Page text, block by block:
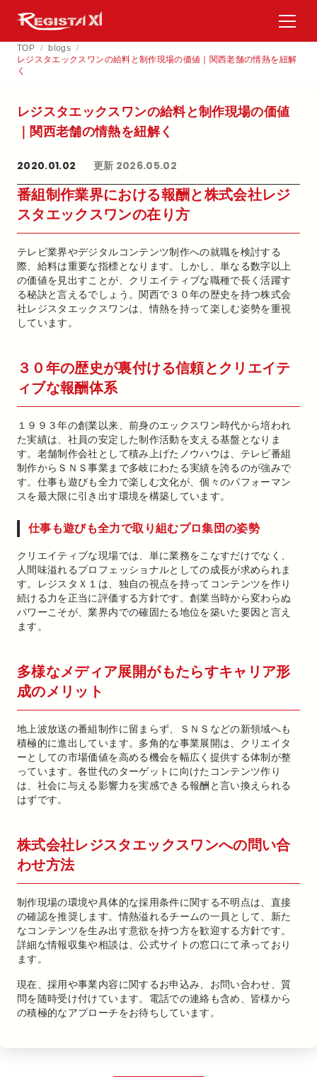
TOP / blogs /
レジスタエックスワンの給料と制作現場の価値｜関西老舗の情熱を紐解
く
レジスタエックスワンの​給料と​制作現場の​価値
｜関西老舗の​情熱を​紐解く​
2020.01.02 更新 2026.05.02
番組制作業界における報酬と株式会社レジ
スタエックスワンの在り方
テレビ業界やデジタルコンテンツ制作への就職を検討する
際、給料は重要な指標となります。しかし、単なる数字以上
の価値を見出すことが、クリエイティブな職種で長く活躍す
る秘訣と言えるでしょう。関西で３０年の歴史を持つ株式会
社レジスタエックスワンは、情熱を持って楽しむ姿勢を重視
しています。
３０年の歴史が裏付ける信頼とクリエイテ
ィブな報酬体系
１９９３年の創業以来、前身のエックスワン時代から培われ
た実績は、社員の安定した制作活動を支える基盤となりま
す。老舗制作会社として積み上げたノウハウは、テレビ番組
制作からＳＮＳ事業まで多岐にわたる実績を誇るのが強みで
す。仕事も遊びも全力で楽しむ文化が、個々のパフォーマン
スを最大限に引き出す環境を構築しています。
仕事も遊びも全力で取り組むプロ集団の姿勢
クリエイティブな現場では、単に業務をこなすだけでなく、
人間味溢れるプロフェッショナルとしての成長が求められま
す。レジスタＸ１は、独自の視点を持ってコンテンツを作り
続ける力を正当に評価する方針です。創業当時から変わらぬ
パワーこそが、業界内での確固たる地位を築いた要因と言え
ます。
多様なメディア展開がもたらすキャリア形
成のメリット
地上波放送の番組制作に留まらず、ＳＮＳなどの新領域へも
積極的に進出しています。多角的な事業展開は、クリエイタ
ーとしての市場価値を高める機会を幅広く提供する体制が整
っています。各世代のターゲットに向けたコンテンツ作り
は、社会に与える影響力を実感できる報酬と言い換えられる
はずです。
株式会社レジスタエックスワンへの問い合
わせ方法
制作現場の環境や具体的な採用条件に関する不明点は、直接
の確認を推奨します。情熱溢れるチームの一員として、新た
なコンテンツを生み出す意欲を持つ方を歓迎する方針です。
詳細な情報収集や相談は、公式サイトの窓口にて承っており
ます。
現在、採用や事業内容に関するお申込み、お問い合わせ、質
問を随時受け付けています。電話での連絡も含め、皆様から
の積極的なアプローチをお待ちしています。